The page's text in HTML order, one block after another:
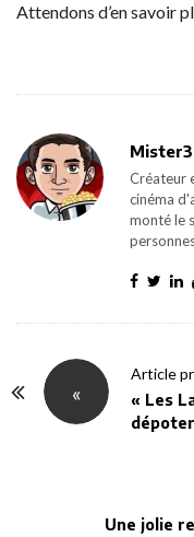
Attendons d’en savoir
Créateur
cinéma
monté le
«
Article
« Les
Une jolie